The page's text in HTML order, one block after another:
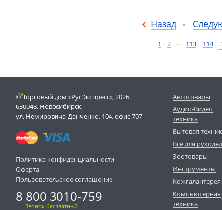
Назад
1 2 … 113 114
© Торговый дом «РусЭкспресс», 2026
630048, Новосибирск,
ул. Немировича-Данченко, 104, офис 707
Политика конфиденциальности
Оферта
Пользовательское соглашение
8 800 3010-759
Звонок бесплатный
Автотовары
Аудио-Видео
техника
Бытовая
Все для
Зоотовары
Инструменты
Кожгалантерея
Компьютерная
техника